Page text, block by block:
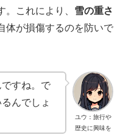
。これにより、 雪の重さ
体が損傷するのを防いで
ユウ：旅行や
歴史に興味を
ですね。で
んでしょ